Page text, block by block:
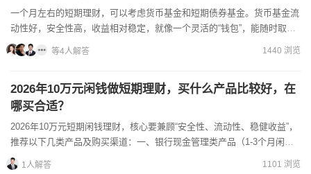
一个月左右的短期理财，可以考虑货币基金和短期债券基金。货币基金流
动性好，安全性高，收益相对稳定，就像一个灵活的“钱包”，能随时取用
资金。短期债券基金主要投资于短期债券，收益可能比货币基...
等4人解答 1440 浏览
2026年10万元闲钱做短期理财，买什么产品比较好，在
哪买合适？
2026年10万元短期闲钱理财，核心要兼顾“安全性、流动性、稳健收益”，
推荐以下几类产品及购买渠道：一、银行现金管理类产品（1-3个月闲
钱）优势：银行发行，安全性高，支持T+0或T+1...
1人解答 1101 浏览